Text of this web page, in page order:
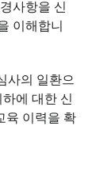
사항을 신
이해합니
사의 일환으
에 대한 신
육 이력을 확